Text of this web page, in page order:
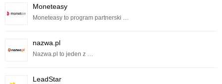
Moneteasy
Moneteasy to program partnerski …
nazwa.pl
Nazwa.pl to jeden z …
LeadStar